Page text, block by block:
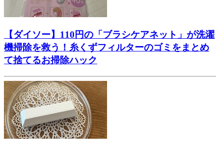
【ダイソー】110円の「ブラシケアネット」が洗濯
機掃除を救う！糸くずフィルターのゴミをまとめ
て捨てるお掃除ハック